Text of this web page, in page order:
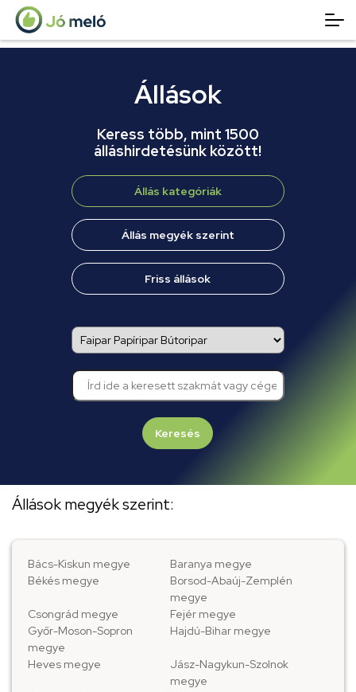
Állások
Keress több, mint 1500
álláshirdetésünk között!
Állás kategóriák
Állás megyék szerint
Friss állások
Keresés
Állások megyék szerint:
Bács-Kiskun megye
Baranya megye
Békés megye
Borsod-Abaúj-Zemplén
megye
Csongrád megye
Fejér megye
Győr-Moson-Sopron
megye
Hajdú-Bihar megye
Heves megye
Jász-Nagykun-Szolnok
megye